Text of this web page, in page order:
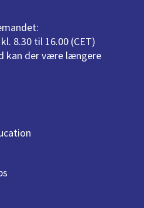
8.30 til 16.00 (CET)
kan der være længere